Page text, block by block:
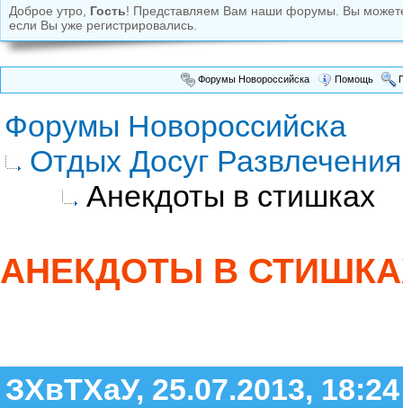
Доброе утро, Гость! Представляем Вам наши форумы. Вы
если Вы уже регистрировались.
Форумы Новороссийска Помощь
Форумы Новороссийска
Отдых Досуг Развлечения
Анекдоты в стишках
АНЕКДОТЫ В
ЗХвТХаУ, 25.07.2013, 18:24